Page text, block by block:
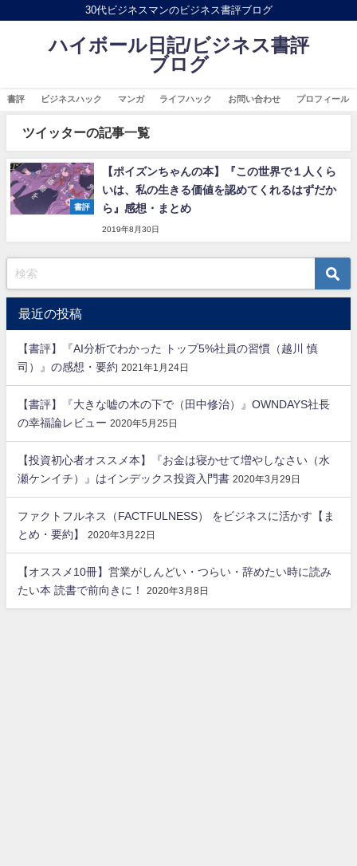
30代ビジネスマンのビジネス書評ブログ
ハイボール日記/ビジネス書評
ブログ
書評 ビジネスハック マンガ ライフハック お問い合わせ プロフィール
ツイッターの記事一覧
書評
【ポイズンちゃんの本】『この世界で１人くら
いは、私の生きる価値を認めてくれるはずだか
ら』感想・まとめ
2019年8月30日
最近の投稿
【書評】『AI分析でわかった トップ5%社員の習慣（越川 慎
司）』の感想・要約 2021年1月24日
【書評】『大きな嘘の木の下で（田中修治）』OWNDAYS社長
の幸福論レビュー 2020年5月25日
【投資初心者オススメ本】『お金は寝かせて増やしなさい（水
瀬ケンイチ）』はインデックス投資入門書 2020年3月29日
ファクトフルネス（FACTFULNESS） をビジネスに活かす【ま
とめ・要約】
2020年3月22日
【オススメ10冊】営業がしんどい・つらい・辞めたい時に読み
たい本 読書で前向きに！
2020年3月8日